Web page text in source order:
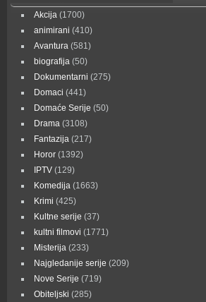
Akcija (1700)
animirani (410)
Avantura (581)
biografija (50)
Dokumentarni (275)
Domaci (441)
Domaće Serije (50)
Drama (3108)
Fantazija (217)
Horor (1392)
IPTV (129)
Komedija (1663)
Krimi (425)
Kultne serije (37)
kultni filmovi (1771)
Misterija (233)
Najgledanije serije (209)
Nove Serije (719)
Obiteljski (285)